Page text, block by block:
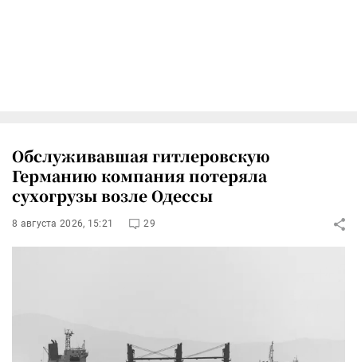
Обслуживавшая гитлеровскую
Германию компания потеряла
сухогрузы возле Одессы
8 августа 2026, 15:21 29